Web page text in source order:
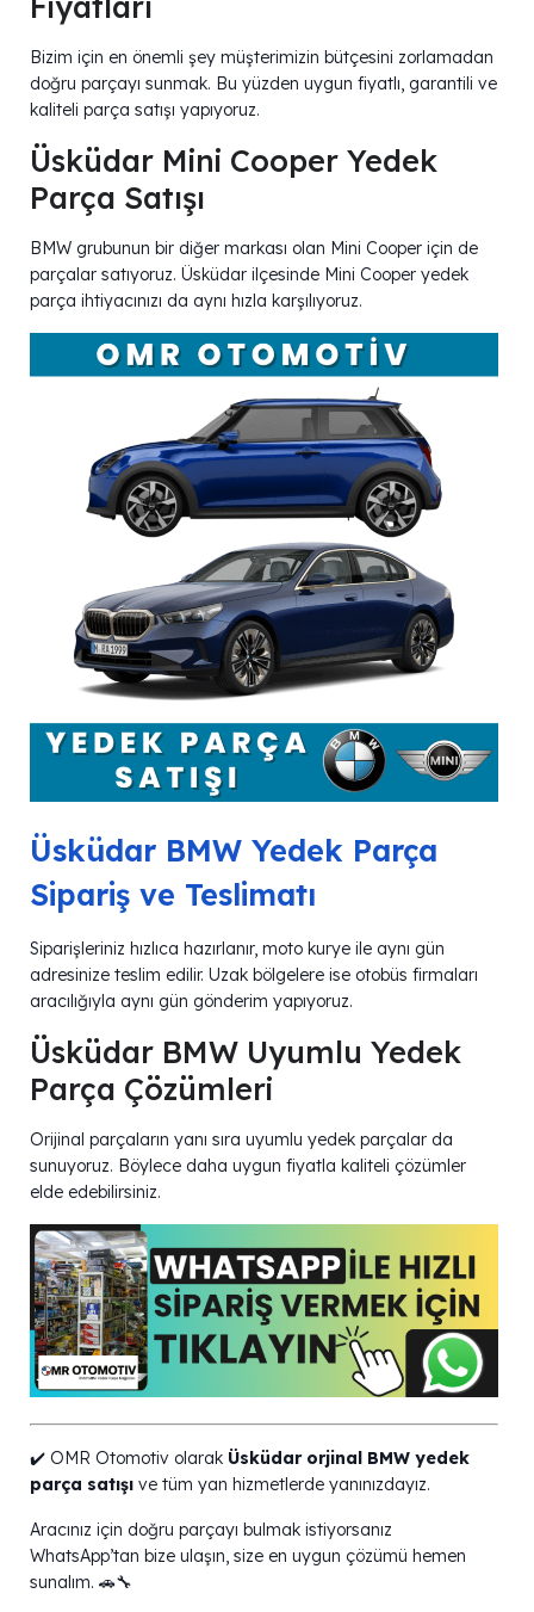
Bizim için en önemli şey müşterimizin bütçesini zorlamadan
doğru parçayı sunmak. Bu yüzden uygun fiyatlı, garantili ve
kaliteli parça satışı yapıyoruz.
Üsküdar Mini Cooper Yedek
Parça Satışı
BMW grubunun bir diğer markası olan Mini Cooper için de
parçalar satıyoruz. Üsküdar ilçesinde Mini Cooper yedek
parça ihtiyacınızı da aynı hızla karşılıyoruz.
Üsküdar BMW Yedek Parça
Sipariş ve Teslimatı
Siparişleriniz hızlıca hazırlanır, moto kurye ile aynı gün
adresinize teslim edilir. Uzak bölgelere ise otobüs firmaları
aracılığıyla aynı gün gönderim yapıyoruz.
Üsküdar BMW Uyumlu Yedek
Parça Çözümleri
Orijinal parçaların yanı sıra uyumlu yedek parçalar da
sunuyoruz. Böylece daha uygun fiyatla kaliteli çözümler
elde edebilirsiniz.
✔️ OMR Otomotiv olarak Üsküdar orjinal BMW yedek
parça satışı ve tüm yan hizmetlerde yanınızdayız.
Aracınız için doğru parçayı bulmak istiyorsanız
WhatsApp’tan bize ulaşın, size en uygun çözümü hemen
sunalım. 🚗🔧